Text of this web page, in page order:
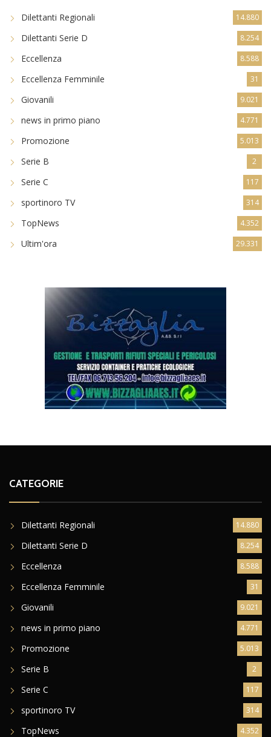
Dilettanti Regionali 14.880
Dilettanti Serie D 8.254
Eccellenza 8.588
Eccellenza Femminile 31
Giovanili 9.021
news in primo piano 4.771
Promozione 5.013
Serie B 2
Serie C 117
sportinoro TV 314
TopNews 4.352
Ultim'ora 29.331
CATEGORIE
Dilettanti Regionali 14.880
Dilettanti Serie D 8.254
Eccellenza 8.588
Eccellenza Femminile 31
Giovanili 9.021
news in primo piano 4.771
Promozione 5.013
Serie B 2
Serie C 117
sportinoro TV 314
TopNews 4.352